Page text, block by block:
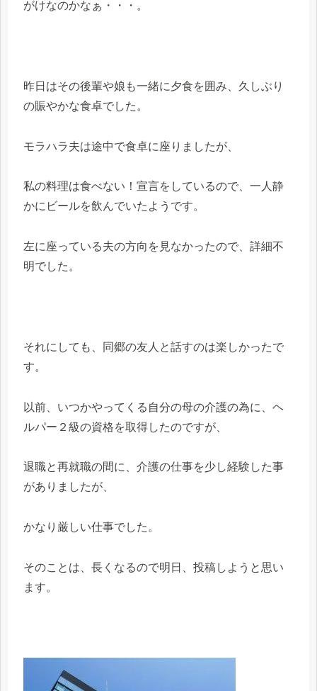
がけなのかなぁ・・・。
昨日はその後輩や娘も一緒に夕食を囲み、久しぶり
の賑やかな食卓でした。
モラハラ夫は途中で食卓に座りましたが、
私の料理は食べない！宣言をしているので、一人静
かにビールを飲んでいたようです。
左に座っている夫の方向を見なかったので、詳細不
明でした。
それにしても、同郷の友人と話すのは楽しかったで
す。
以前、いつかやってくる自分の母の介護の為に、ヘ
ルパー２級の資格を取得したのですが、
退職と再就職の間に、介護の仕事を少し経験した事
がありましたが、
かなり厳しい仕事でした。
そのことは、長くなるので明日、投稿しようと思い
ます。